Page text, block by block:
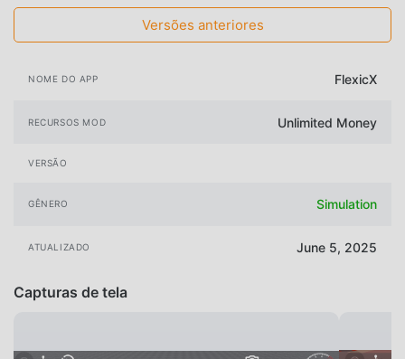
Versões anteriores
NOME DO APP FlexicX
RECURSOS MOD Unlimited Money
VERSÃO
GÊNERO Simulation
ATUALIZADO June 5, 2025
Capturas de tela